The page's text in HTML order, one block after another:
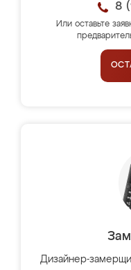
8
Или оставьте
Дизайнер-